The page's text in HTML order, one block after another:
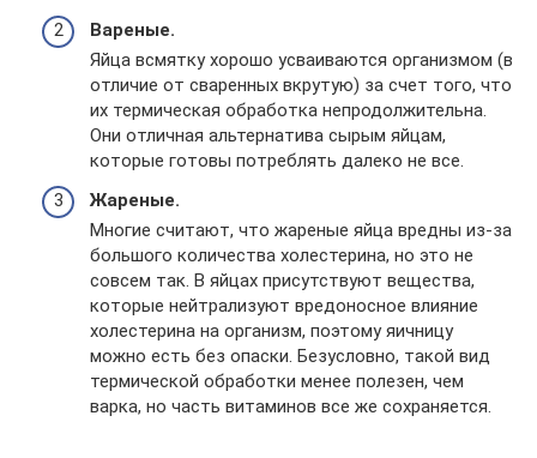
Вареные.
Яйца всмятку хорошо усваиваются организмом (в
отличие от сваренных вкрутую) за счет того, что
их термическая обработка непродолжительна.
Они отличная альтернатива сырым яйцам,
которые готовы потреблять далеко не все.
Жареные.
Многие считают, что жареные яйца вредны из-за
большого количества холестерина, но это не
совсем так. В яйцах присутствуют вещества,
которые нейтрализуют вредоносное влияние
холестерина на организм, поэтому яичницу
можно есть без опаски. Безусловно, такой вид
термической обработки менее полезен, чем
варка, но часть витаминов все же сохраняется.